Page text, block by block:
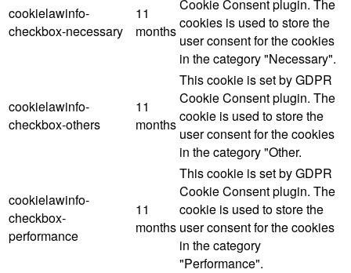
cookielawinfo-
checkbox-necessary
11
months
Cookie Consent plugin. The
cookies is used to store the
user consent for the cookies
in the category "Necessary".
cookielawinfo-
checkbox-others
11
months
This cookie is set by GDPR
Cookie Consent plugin. The
cookie is used to store the
user consent for the cookies
in the category "Other.
cookielawinfo-
checkbox-
performance
11
months
This cookie is set by GDPR
Cookie Consent plugin. The
cookie is used to store the
user consent for the cookies
in the category
"Performance".